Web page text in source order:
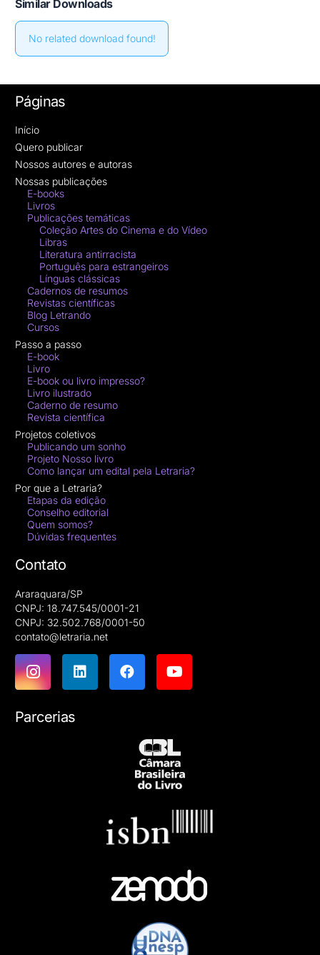
Similar Downloads
No related download found!
Páginas
Início
Quero publicar
Nossos autores e autoras
Nossas publicações
E-books
Livros
Publicações temáticas
Coleção Artes do Cinema e do Vídeo
Libras
Literatura antirracista
Português para estrangeiros
Línguas clássicas
Cadernos de resumos
Revistas científicas
Blog Letrando
Cursos
Passo a passo
E-book
Livro
E-book ou livro impresso?
Livro ilustrado
Caderno de resumo
Revista científica
Projetos coletivos
Publicando um sonho
Projeto Nosso livro
Como lançar um edital pela Letraria?
Por que a Letraria?
Etapas da edição
Conselho editorial
Quem somos?
Dúvidas frequentes
Contato
Araraquara/SP
CNPJ: 18.747.545/0001-21
CNPJ: 32.502.768/0001-50
contato@letraria.net
Parcerias